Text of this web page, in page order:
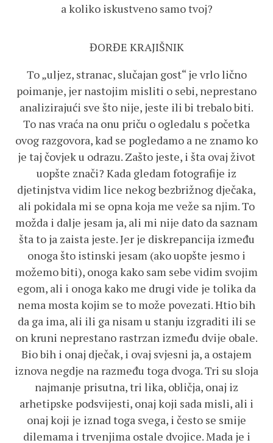
a koliko iskustveno samo tvoj?
ĐORĐE KRAJIŠNIK
To „uljez, stranac, slučajan gost“ je vrlo lično
poimanje, jer nastojim misliti o sebi, neprestano
analizirajući sve što nije, jeste ili bi trebalo biti.
To nas vraća na onu priču o ogledalu s početka
ovog razgovora, kad se pogledamo a ne znamo ko
je taj čovjek u odrazu. Zašto jeste, i šta ovaj život
uopšte znači? Kada gledam fotografije iz
djetinjstva vidim lice nekog bezbrižnog dječaka,
ali pokidala mi se opna koja me veže sa njim. To
možda i dalje jesam ja, ali mi nije dato da saznam
šta to ja zaista jeste. Jer je diskrepancija između
onoga što istinski jesam (ako uopšte jesmo i
možemo biti), onoga kako sam sebe vidim svojim
egom, ali i onoga kako me drugi vide je tolika da
nema mosta kojim se to može povezati. Htio bih
da ga ima, ali ili ga nisam u stanju izgraditi ili se
on kruni neprestano rastrzan između dvije obale.
Bio bih i onaj dječak, i ovaj svjesni ja, a ostajem
iznova negdje na razmeđu toga dvoga. Tri su sloja
najmanje prisutna, tri lika, obličja, onaj iz
arhetipske podsvijesti, onaj koji sada misli, ali i
onaj koji je iznad toga svega, i često se smije
dilemama i trvenjima ostale dvojice. Mada je i